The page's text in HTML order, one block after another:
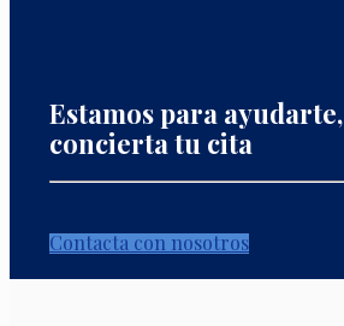
Estamos para ayudarte,
concierta tu cita
Contacta con nosotros